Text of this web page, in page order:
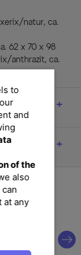
xerix/natur, ca.
62 x 70 x 98
anthrazit, ca.
to
and
of the
also
at any